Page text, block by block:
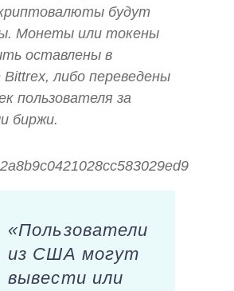
будут
Монеты или токены
оставлены в
Bittrex, либо переведены
пользователя за
биржи.
«Пользователи
из США могут
вывести или